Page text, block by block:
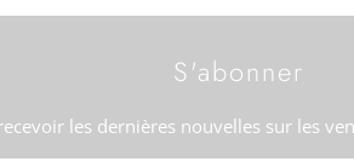
S'abonner
les dernières nouvelles sur les